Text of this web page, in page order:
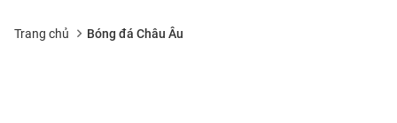
Trang chủ Bóng đá Châu Âu